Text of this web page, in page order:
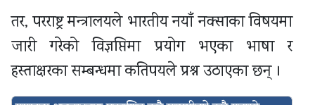
तर, परराष्ट्र मन्त्रालयले भारतीय नयाँ नक्साका विषयमा
जारी गरेको विज्ञप्तिमा प्रयोग भएका भाषा र
हस्ताक्षरका सम्बन्धमा कतिपयले प्रश्न उठाएका छन् ।